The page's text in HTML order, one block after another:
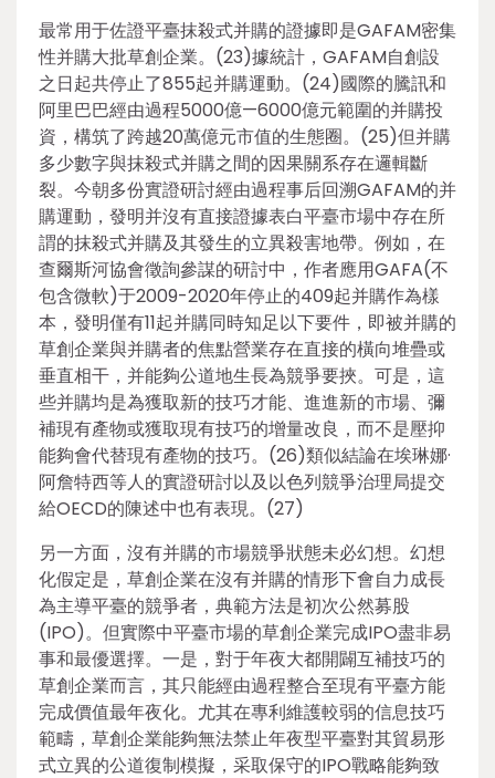
最常用于佐證平臺抹殺式并購的證據即是GAFAM密集
性并購大批草創企業。(23)據統計，GAFAM自創設
之日起共停止了855起并購運動。(24)國際的騰訊和
阿里巴巴經由過程5000億—6000億元範圍的并購投
資，構筑了跨越20萬億元市值的生態圈。(25)但并購
多少數字與抹殺式并購之間的因果關系存在邏輯斷
裂。今朝多份實證研討經由過程事后回溯GAFAM的并
購運動，發明并沒有直接證據表白平臺市場中存在所
謂的抹殺式并購及其發生的立異殺害地帶。例如，在
查爾斯河協會徵詢參謀的研討中，作者應用GAFA(不
包含微軟)于2009-2020年停止的409起并購作為樣
本，發明僅有11起并購同時知足以下要件，即被并購的
草創企業與并購者的焦點營業存在直接的橫向堆疊或
垂直相干，并能夠公道地生長為競爭要挾。可是，這
些并購均是為獲取新的技巧才能、進進新的市場、彌
補現有產物或獲取現有技巧的增量改良，而不是壓抑
能夠會代替現有產物的技巧。(26)類似結論在埃琳娜·
阿詹特西等人的實證研討以及以色列競爭治理局提交
給OECD的陳述中也有表現。(27)
另一方面，沒有并購的市場競爭狀態未必幻想。幻想
化假定是，草創企業在沒有并購的情形下會自力成長
為主導平臺的競爭者，典範方法是初次公然募股
(IPO)。但實際中平臺市場的草創企業完成IPO盡非易
事和最優選擇。一是，對于年夜大都開闢互補技巧的
草創企業而言，其只能經由過程整合至現有平臺方能
完成價值最年夜化。尤其在專利維護較弱的信息技巧
範疇，草創企業能夠無法禁止年夜型平臺對其貿易形
式立異的公道復制模擬，采取保守的IPO戰略能夠致